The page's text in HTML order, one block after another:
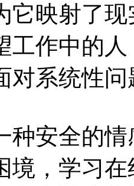
它映射了
工作中的
对系统性
种安全的
境，学习